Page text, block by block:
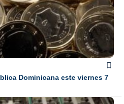
Dominicana este viernes 7